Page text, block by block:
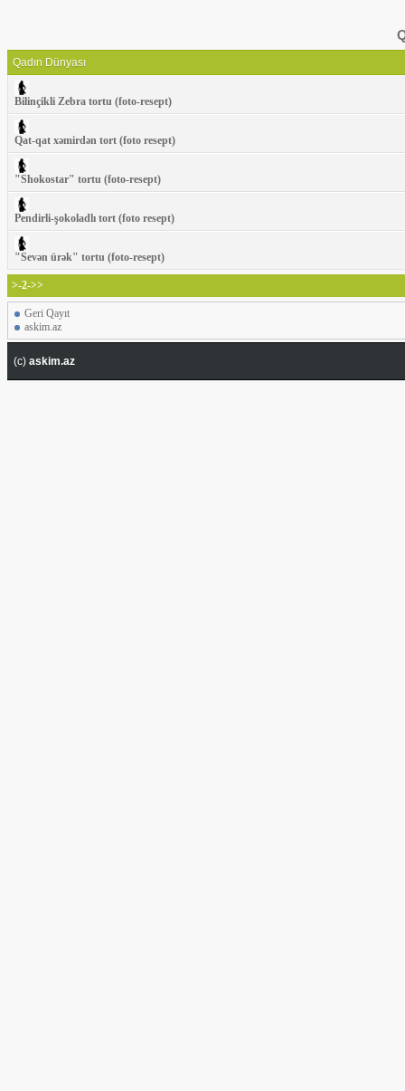
Qadın Dünyası
Bilinçikli Zebra tortu (foto-resept)
Qat-qat xəmirdən tort (foto resept)
"Shokostar" tortu (foto-resept)
Pendirli-şokoladlı tort (foto resept)
"Sevən ürək" tortu (foto-resept)
>-2->>
Geri Qayıt
askim.az
(c) askim.az